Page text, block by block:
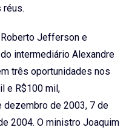
réus.
Jefferson e
intermediário Alexandre
três oportunidades nos
e R$100 mil,
de 2003, 7 de
2004. O ministro Joaquim